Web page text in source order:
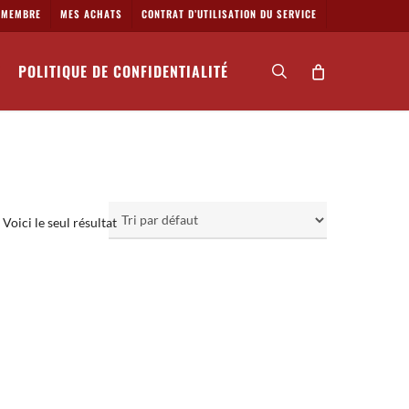
MEMBRE MES ACHATS CONTRAT D’UTILISATION DU SERVICE
POLITIQUE DE CONFIDENTIALITÉ search
Voici le seul résultat